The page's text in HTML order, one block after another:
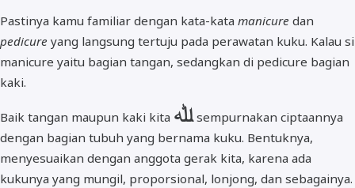
Pastinya kamu familiar dengan kata-kata manicure dan
pedicure yang langsung tertuju pada perawatan kuku. Kalau si
manicure yaitu bagian tangan, sedangkan di pedicure bagian
kaki.
Baik tangan maupun kaki kita ﷲsempurnakan ciptaannya
dengan bagian tubuh yang bernama kuku. Bentuknya,
menyesuaikan dengan anggota gerak kita, karena ada
kukunya yang mungil, proporsional, lonjong, dan sebagainya.